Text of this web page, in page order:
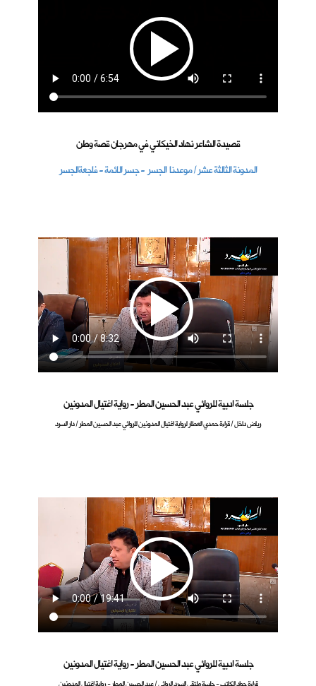
قصيدة الشاعر نهاد الخيكاني في مهرجان قصة وطن
المدونة الثالثة عشر / موعدنا الجسر - جسر الائمة - فاجعةالجسر
جلسة ادبية للروائي عبد الحسين المطر - رواية اغتيال المدونين
رياض داخل / قراءة حمدي العطار لرواية اغتيال المدونين للروائي عبد الحسين المطر / دار السرد
جلسة ادبية للروائي عبد الحسين المطر - رواية اغتيال المدونين